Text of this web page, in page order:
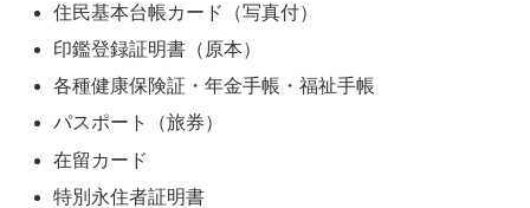
住民基本台帳カード（写真付）
印鑑登録証明書（原本）
各種健康保険証・年金手帳・福祉手帳
パスポート（旅券）
在留カード
特別永住者証明書